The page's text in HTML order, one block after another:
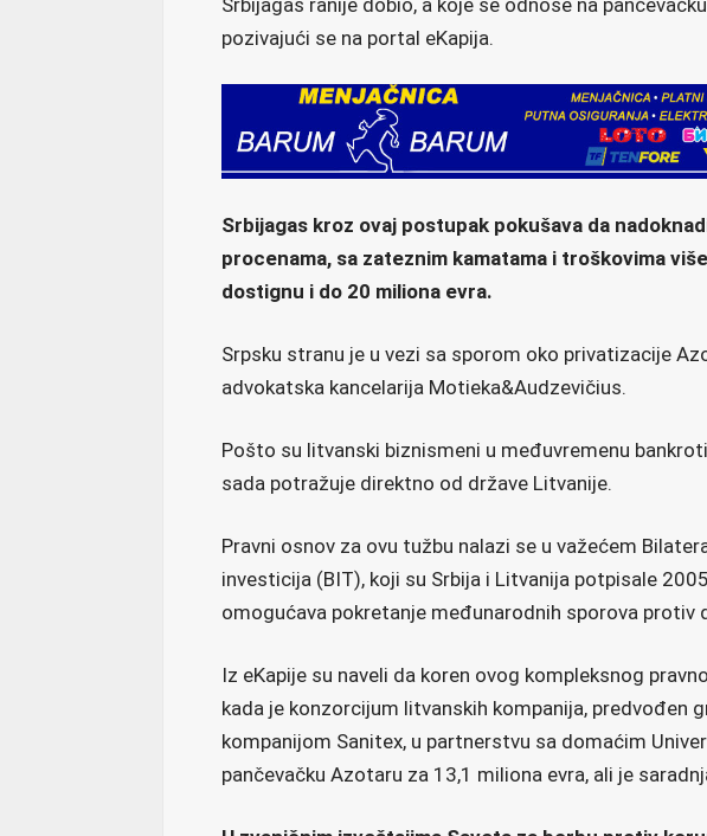
Srbijagas ranije dobio, a koje se odnose na
pozivajući se na portal eKapija.
Srbijagas kroz ovaj postupak pokušava da
procenama, sa zateznim kamatama i troškovima
dostignu i do 20 miliona evra.
Srpsku stranu je u vezi sa sporom oko privatizacije
advokatska kancelarija Motieka&Audzevičius.
Pošto su litvanski biznismeni u međuvremenu
sada potražuje direktno od države Litvanije.
Pravni osnov za ovu tužbu nalazi se u važećem
investicija (BIT), koji su Srbija i Litvanija potpisale
omogućava pokretanje međunarodnih sporova protiv
Iz eKapije su naveli da koren ovog kompleksnog
kada je konzorcijum litvanskih kompanija, predvođen
kompanijom Sanitex, u partnerstvu sa domaćim
pančevačku Azotaru za 13,1 miliona evra, ali je